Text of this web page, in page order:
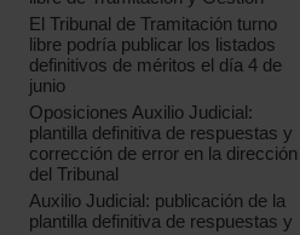
El Tribunal de Tramitación turno
libre podría publicar los listados
definitivos de méritos el día 4 de
junio
Oposiciones Auxilio Judicial:
plantilla definitiva de respuestas y
corrección de error en la dirección
del Tribunal
Auxilio Judicial: publicación de la
plantilla definitiva de respuestas y